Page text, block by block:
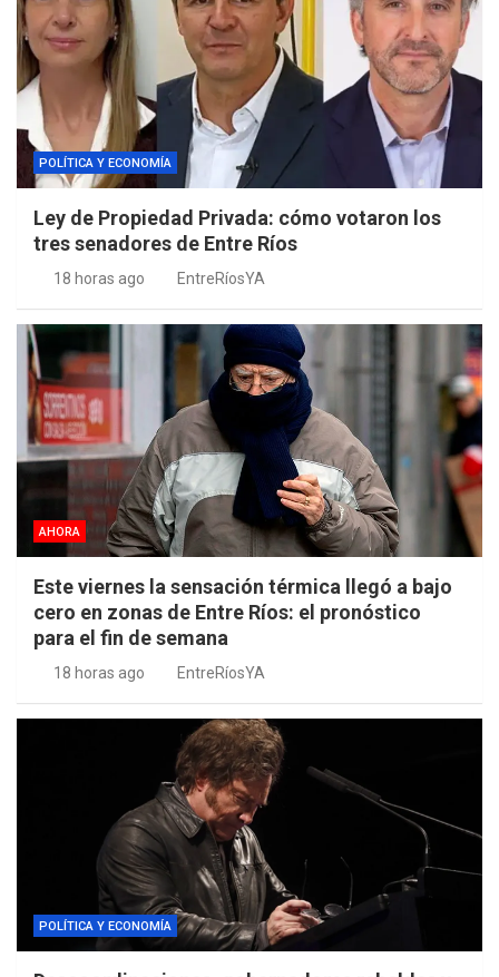
POLÍTICA Y ECONOMÍA
Ley de Propiedad Privada: cómo votaron los
tres senadores de Entre Ríos
18 horas ago EntreRíosYA
AHORA
Este viernes la sensación térmica llegó a bajo
cero en zonas de Entre Ríos: el pronóstico
para el fin de semana
18 horas ago EntreRíosYA
POLÍTICA Y ECONOMÍA